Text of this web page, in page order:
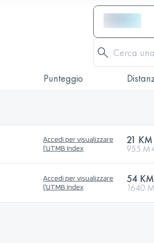
Punteggio
Accedi per visualizzare
l'UTMB Index
21 KM
955
Accedi per visualizzare
l'UTMB Index
54 KM
1640